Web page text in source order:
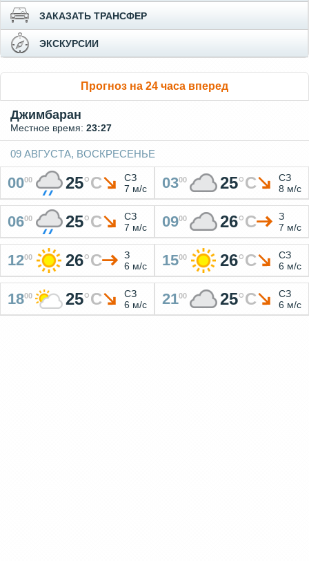
ЗАКАЗАТЬ ТРАНСФЕР
ЭКСКУРСИИ
Прогноз на 24 часа вперед
Джимбаран
Местное время: 23:27
09 АВГУСТА, ВОСКРЕСЕНЬЕ
0000 25°C
СЗ
7 м/с
0300 25°C
СЗ
8 м/с
0600 25°C
СЗ
7 м/с
0900 26°C
З
7 м/с
1200 26°C
З
6 м/с
1500 26°C
СЗ
6 м/с
1800 25°C
СЗ
6 м/с
2100 25°C
СЗ
6 м/с